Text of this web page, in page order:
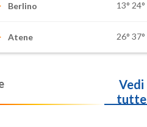
Berlino 13° 24°
Atene 26° 37°
Vedi
tutte